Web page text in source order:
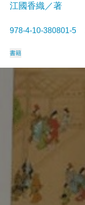
江國香織／著
978-4-10-380801-
書籍